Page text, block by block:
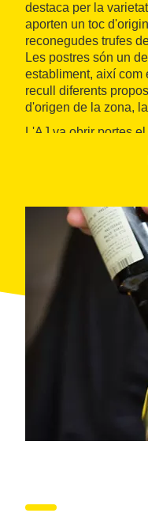
destaca per la
aporten un toc
reconegudes trufes
Les postres són un
establiment, així com
recull diferents
d'origen de la zona, la
L'AJ va obrir portes
d'ocasions: des d'un